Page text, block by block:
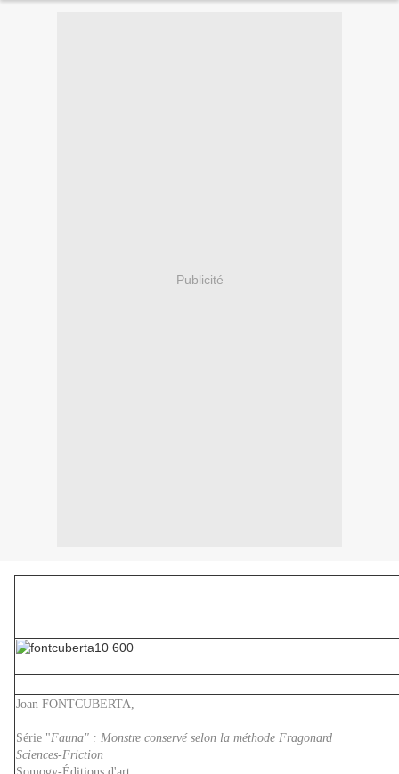
Publicité
Joan FONTCUBERTA,
Série "Fauna" : Monstre conservé selon la méthode Fragonard
Sciences-Friction